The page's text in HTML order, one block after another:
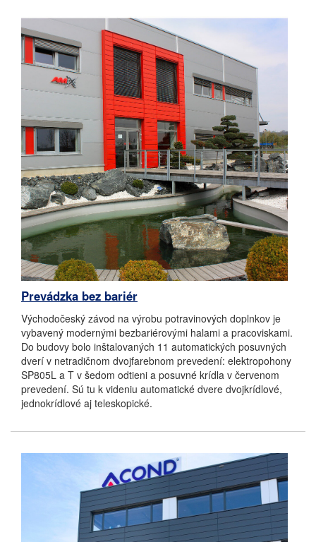
Prevádzka bez bariér
Východočeský závod na výrobu potravinových doplnkov je
vybavený modernými bezbariérovými halami a pracoviskami.
Do budovy bolo inštalovaných 11 automatických posuvných
dverí v netradičnom dvojfarebnom prevedení: elektropohony
SP805L a T v šedom odtieni a posuvné krídla v červenom
prevedení. Sú tu k videniu automatické dvere dvojkrídlové,
jednokrídlové aj teleskopické.